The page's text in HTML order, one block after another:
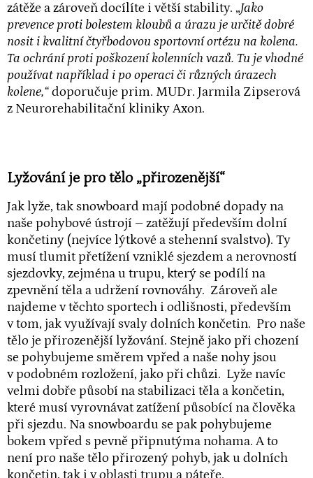
zátěže a zároveň docílíte i větší stability. „Jako
prevence proti bolestem kloubů a úrazu je určitě dobré
nosit i kvalitní čtyřbodovou sportovní ortézu na kolena.
Ta ochrání proti poškození kolenních vazů. Tu je vhodné
používat například i po operaci či různých úrazech
kolene,“doporučuje prim. MUDr. Jarmila Zipserová
z Neurorehabilitační kliniky Axon.
Lyžování je pro tělo „přirozenější“
Jak lyže, tak snowboard mají podobné dopady na
naše pohybové ústrojí – zatěžují především dolní
končetiny (nejvíce lýtkové a stehenní svalstvo). Ty
musí tlumit přetížení vzniklé sjezdem a nerovností
sjezdovky, zejména u trupu, který se podílí na
zpevnění těla a udržení rovnováhy. Zároveň ale
najdeme v těchto sportech i odlišnosti, především
v tom, jak využívají svaly dolních končetin. Pro naše
tělo je přirozenější lyžování. Stejně jako při chození
se pohybujeme směrem vpřed a naše nohy jsou
v podobném rozložení, jako při chůzi. Lyže navíc
velmi dobře působí na stabilizaci těla a končetin,
které musí vyrovnávat zatížení působící na člověka
při sjezdu. Na snowboardu se pak pohybujeme
bokem vpřed s pevně připnutýma nohama. A to
není pro naše tělo přirozený pohyb, jak u dolních
končetin, tak i v oblasti trupu a páteře.